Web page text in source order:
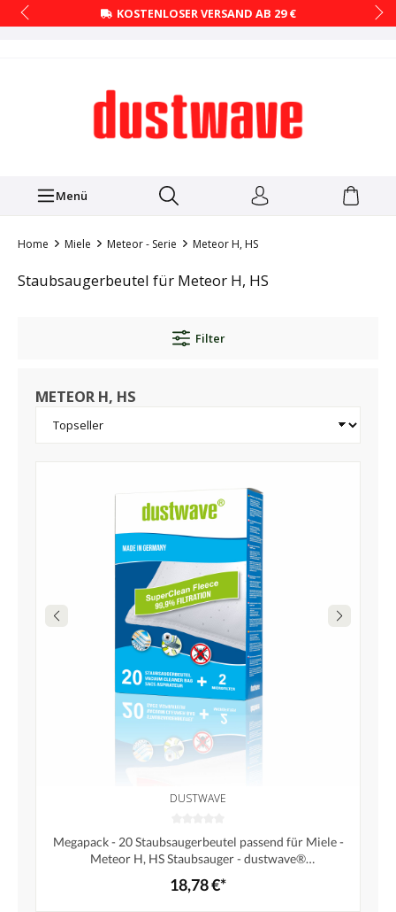
KOSTENLOSER VERSAND AB 29 €
Menü
Home Miele Meteor - Serie Meteor H, HS
Staubsaugerbeutel für Meteor H, HS
Filter
METEOR H, HS
DUSTWAVE
Megapack - 20 Staubsaugerbeutel passend für Miele -
Meteor H, HS Staubsauger - dustwave®
Markenstaubbeutel / Made in Germany + inkl. Microfilter
18,78 €*